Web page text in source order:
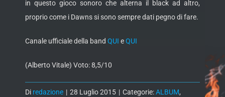
in questo gioco sonoro che alterna il black ad altro,
proprio come i Dawns si sono sempre dati pegno di fare.
Canale ufficiale della band QUI eQUI
(Alberto Vitale) Voto: 8,5/10
Di redazione | 28 Luglio 2015 | Categorie:ALBUM,